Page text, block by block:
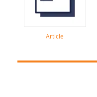
Article